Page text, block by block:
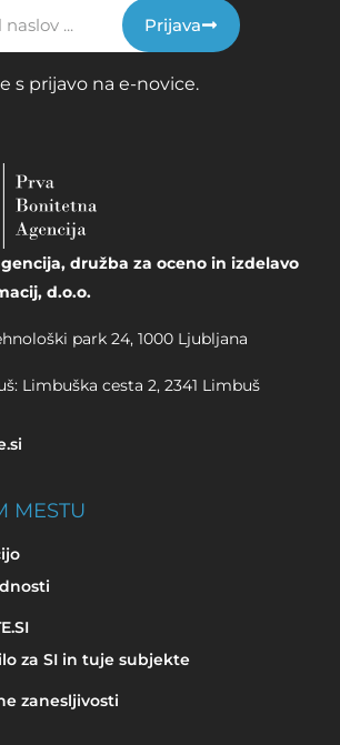
s prijavo na e-novice.
Prijava
družba za oceno in izdelavo
d.o.o.
park 24, 1000 Ljubljana
Limbuška cesta 2, 2341 Limbuš
MESTU
za SI in tuje subjekte
zanesljivosti